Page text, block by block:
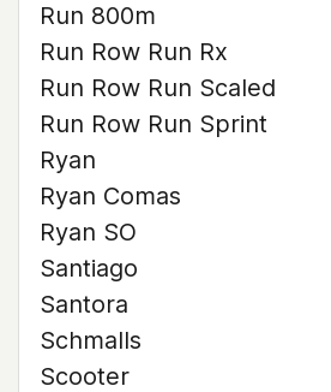
Run 800m
Run Row Run Rx
Run Row Run Scaled
Run Row Run Sprint
Ryan
Ryan Comas
Ryan SO
Santiago
Santora
Schmalls
Scooter